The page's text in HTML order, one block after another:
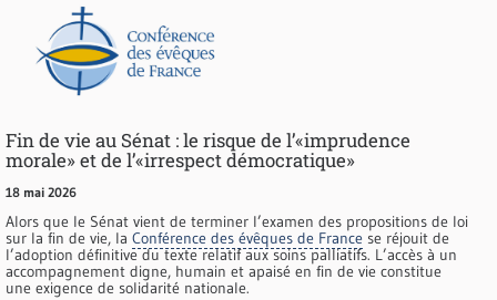
Fin de vie au Sénat : le risque de l’«imprudence
morale» et de l’«irrespect démocratique»
18 mai 2026
Alors que le Sénat vient de terminer l’examen des propositions de loi
sur la fin de vie, la Conférence des évêques de France se réjouit de
l’adoption définitive du texte relatif aux soins palliatifs. L’accès à un
accompagnement digne, humain et apaisé en fin de vie constitue
une exigence de solidarité nationale.